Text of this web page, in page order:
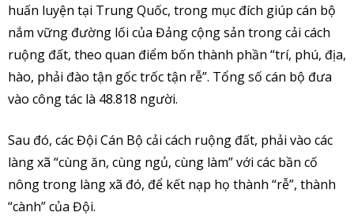
huấn luyện tại Trung Quốc, trong mục đích giúp cán bộ
nắm vững đường lối của Đảng cộng sản trong cải cách
ruộng đất, theo quan điểm bốn thành phần “trí, phú, địa,
hào, phải đào tận gốc trốc tận rễ”. Tổng số cán bộ đưa
vào công tác là 48.818 người.
Sau đó, các Đội Cán Bộ cải cách ruộng đất, phải vào các
làng xã “cùng ăn, cùng ngủ, cùng làm” với các bần cố
nông trong làng xã đó, để kết nạp họ thành “rễ”, thành
“cành” của Đội.